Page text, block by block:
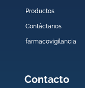
Productos
Contáctanos
farmacovigilancia
Contacto